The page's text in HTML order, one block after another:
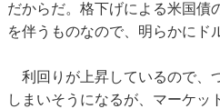
だからだ。格下げによる米国債
を伴うものなので、明らかにド
利回りが上昇しているので、
しまいそうになるが、マーケッ